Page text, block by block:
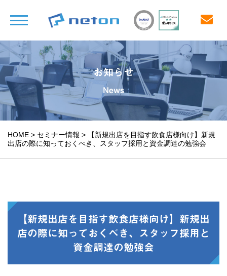
お知らせ
News
HOME > セミナー情報 >
【新規出店を目指す飲食店様向け】新規
出店の際に知っておくべき、スタッフ採用と資金調達の勉強会
【新規出店を目指す飲食店様向け】新規出
店の際に知っておくべき、スタッフ採用と
資金調達の勉強会